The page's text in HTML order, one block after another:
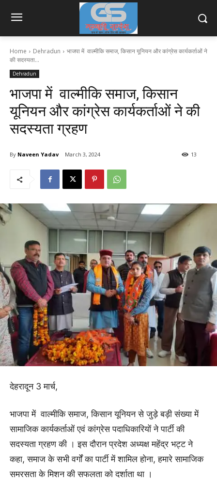
Home Dehradun
भाजपा में वाल्मीकि समाज, किसान यूनियन और कांग्रेस कार्यकर्ताओं ने
की सदस्यता...
Dehradun
भाजपा में वाल्मीकि समाज, किसान
यूनियन और कांग्रेस कार्यकर्ताओं ने की
सदस्यता ग्रहण
By Naveen Yadav March 3, 2024 13
देहरादून 3 मार्च,
भाजपा में वाल्मीकि समाज, किसान यूनियन से जुड़े बड़ी संख्या में
सामाजिक कार्यकर्ताओं एवं कांग्रेस पदाधिकारियों ने पार्टी की
सदस्यता ग्रहण की । इस दौरान प्रदेश अध्यक्ष महेंद्र भट्ट ने
कहा, समाज के सभी वर्गों का पार्टी में शामिल होना, हमारे सामाजिक
समरसता के मिशन की सफलता को दर्शाता था ।